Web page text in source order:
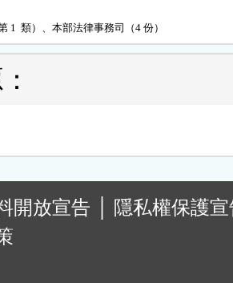
1  類）、本部法律事務司（4 份）
開放宣告
隱私權保護